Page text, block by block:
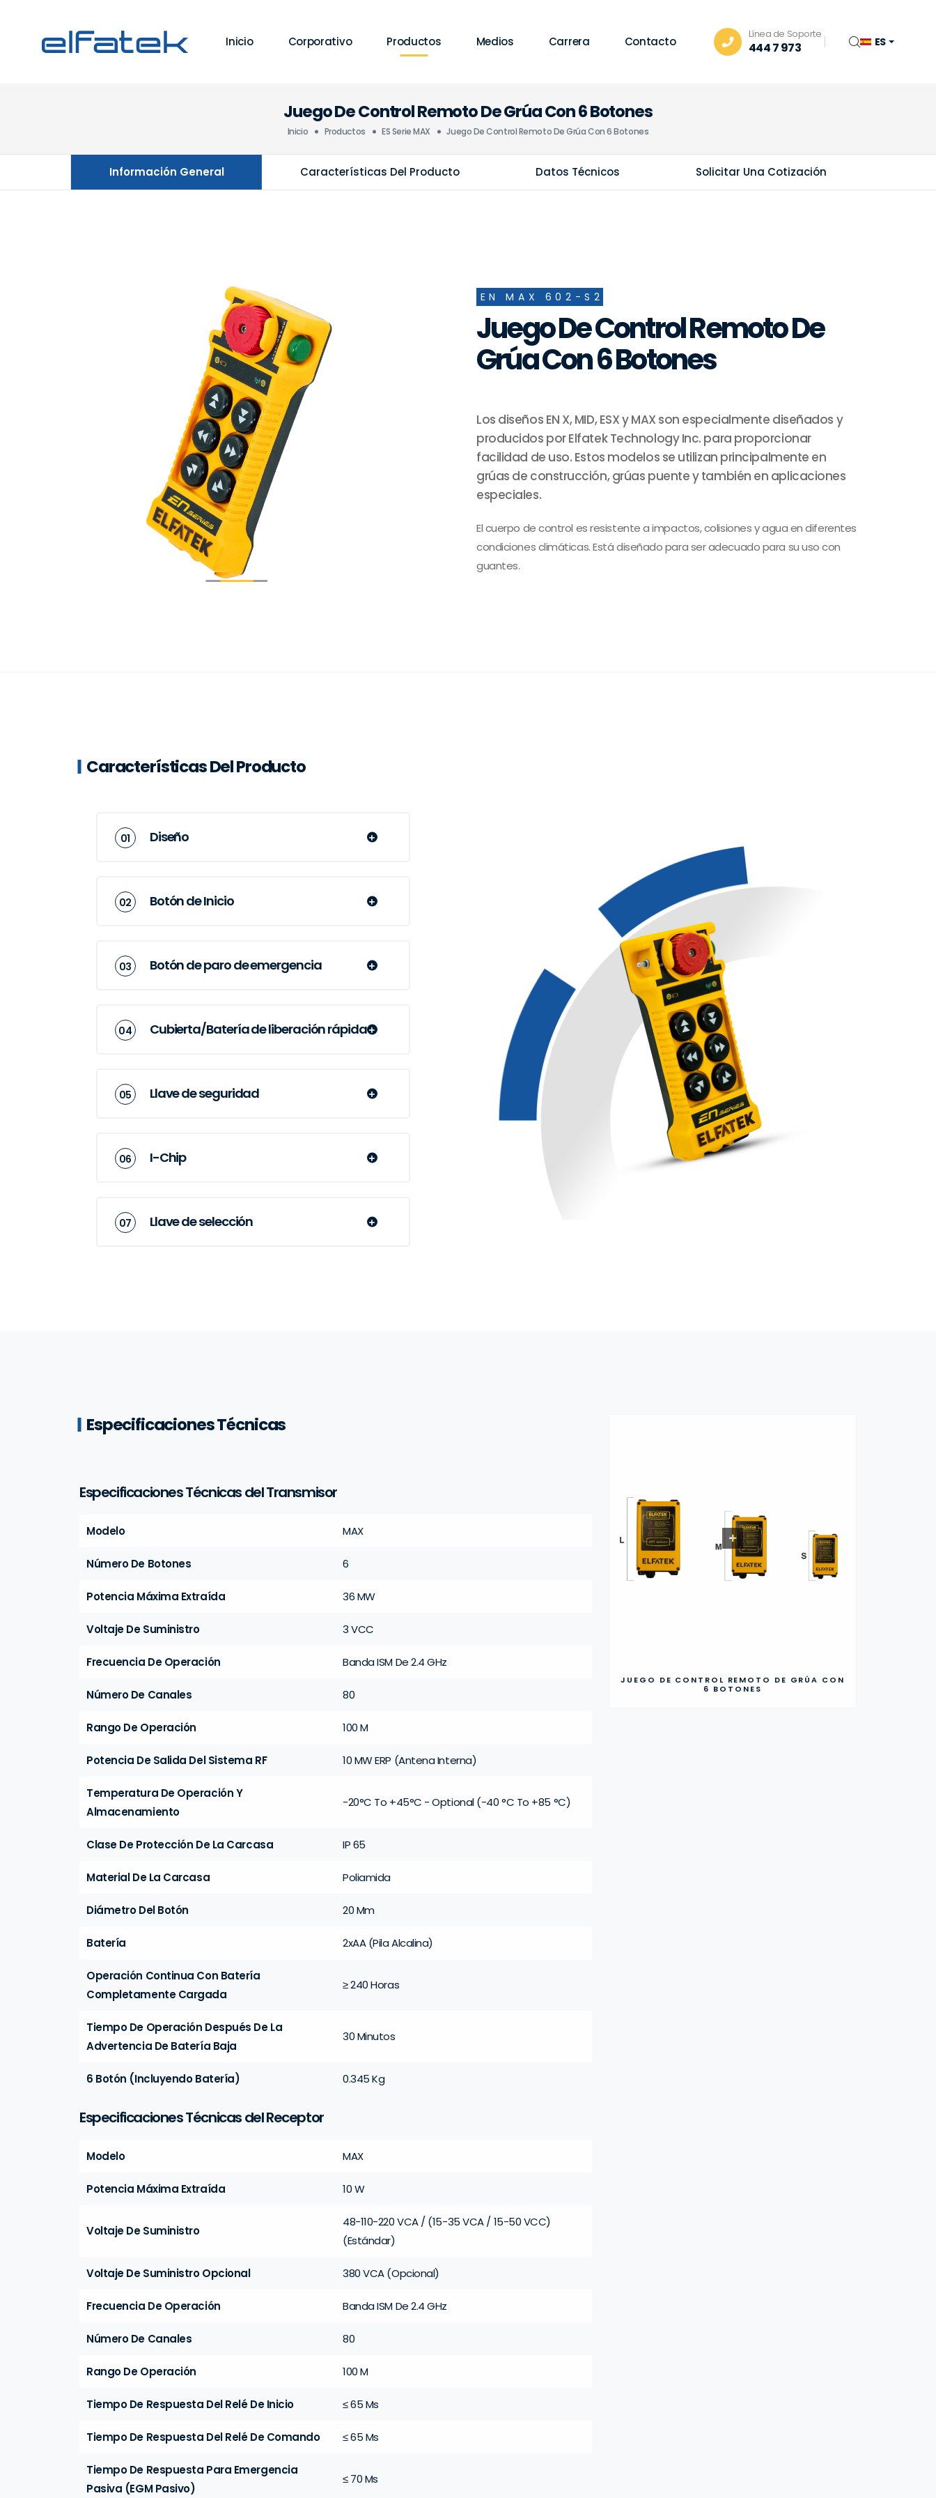
Inicio Corporativo Productos Medios Carrera Contacto
Línea de Soporte
444 7 973 ES
Juego De Control Remoto De Grúa Con 6 Botones
Inicio Productos ES Serie MAX Juego De Control Remoto De Grúa Con 6 Botones
Información General Características Del Producto Datos Técnicos Solicitar Una Cotización
EN MAX 602-S2
Juego De Control Remoto De
Grúa Con 6 Botones
Los diseños EN X, MID, ESX y MAX son especialmente diseñados y
producidos por Elfatek Technology Inc. para proporcionar
facilidad de uso. Estos modelos se utilizan principalmente en
grúas de construcción, grúas puente y también en aplicaciones
especiales.
El cuerpo de control es resistente a impactos, colisiones y agua en diferentes
condiciones climáticas. Está diseñado para ser adecuado para su uso con
guantes.
Características Del Producto
Diseño
Botón de Inicio
Botón de paro de emergencia
Cubierta/Batería de liberación rápida
Llave de seguridad
I-Chip
Llave de selección
Especificaciones Técnicas
Especificaciones Técnicas del Transmisor
Modelo MAX
Número De Botones 6
Potencia Máxima Extraída 36 MW
Voltaje De Suministro 3 VCC
Frecuencia De Operación Banda ISM De 2.4 GHz
Número De Canales 80
Rango De Operación 100 M
Potencia De Salida Del Sistema RF 10 MW ERP (Antena Interna)
Temperatura De Operación Y
Almacenamiento
-20°C To +45°C - Optional (-40 °C To +85 °C)
Clase De Protección De La Carcasa IP 65
Material De La Carcasa Poliamida
Diámetro Del Botón 20 Mm
Batería 2xAA (Pila Alcalina)
Operación Continua Con Batería
Completamente Cargada
≥ 240 Horas
Tiempo De Operación Después De La
Advertencia De Batería Baja
30 Minutos
6 Botón (Incluyendo Batería) 0.345 Kg
Especificaciones Técnicas del Receptor
Modelo MAX
Potencia Máxima Extraída 10 W
Voltaje De Suministro
48-110-220 VCA / (15-35 VCA / 15-50 VCC)
(Estándar)
Voltaje De Suministro Opcional 380 VCA (Opcional)
Frecuencia De Operación Banda ISM De 2.4 GHz
Número De Canales 80
Rango De Operación 100 M
Tiempo De Respuesta Del Relé De Inicio ≤ 65 Ms
Tiempo De Respuesta Del Relé De Comando ≤ 65 Ms
Tiempo De Respuesta Para Emergencia
Pasiva (EGM Pasivo)
≤ 70 Ms
JUEGO DE CONTROL REMOTO DE GRÚA CON
6 BOTONES